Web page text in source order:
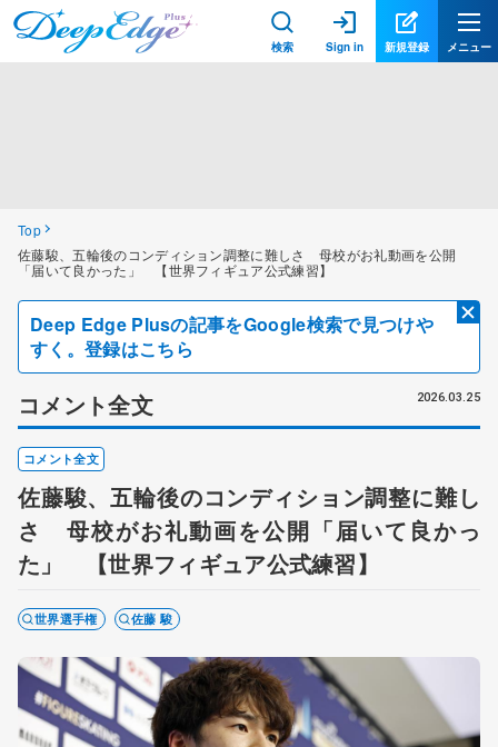
検索 Sign in 新規登録 メニュー
Top
佐藤駿、五輪後のコンディション調整に難しさ 母校がお礼動画を公開
「届いて良かった」 【世界フィギュア公式練習】
Deep Edge Plusの記事をGoogle検索で見つけや
すく。登録はこちら
コメント全文 2026.03.25
コメント全文
佐藤駿、五輪後のコンディション調整に難し
さ 母校がお礼動画を公開「届いて良かっ
た」 【世界フィギュア公式練習】
世界選手権 佐藤 駿